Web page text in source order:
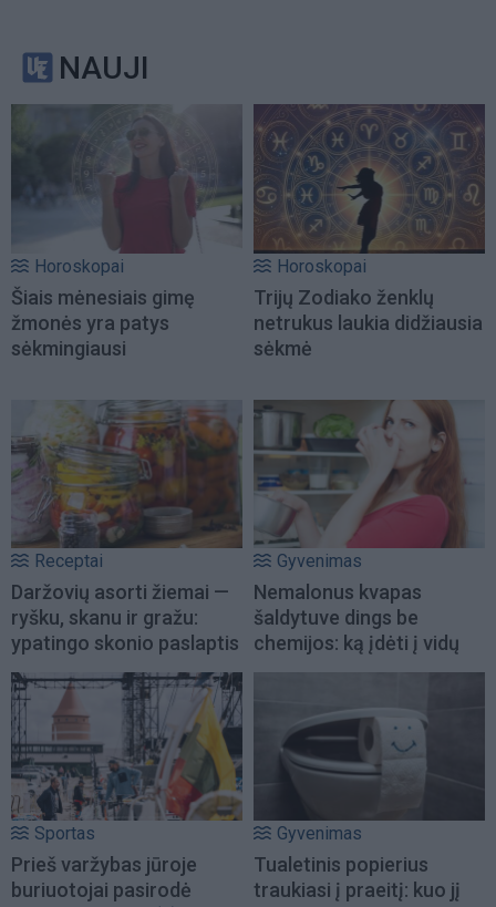
NAUJI
Horoskopai
Šiais mėnesiais gimę
žmonės yra patys
sėkmingiausi
Horoskopai
Trijų Zodiako ženklų
netrukus laukia didžiausia
sėkmė
Receptai
Daržovių asorti žiemai —
ryšku, skanu ir gražu:
ypatingo skonio paslaptis
Gyvenimas
Nemalonus kvapas
šaldytuve dings be
chemijos: ką įdėti į vidų
Sportas
Prieš varžybas jūroje
buriuotojai pasirodė
Gyvenimas
Tualetinis popierius
traukiasi į praeitį: kuo jį